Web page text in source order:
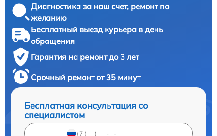
Диагностика за наш счет, ремонт по
желанию
Бесплатный выезд курьера в день
обращения
Гарантия на ремонт до 3 лет
Срочный ремонт от 35 минут
Бесплатная консультация со
специалистом